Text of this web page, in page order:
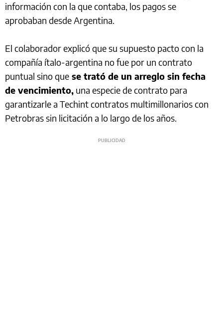
información con la que contaba, los pagos se
aprobaban desde Argentina.
El colaborador explicó que su supuesto pacto con la
compañía ítalo-argentina no fue por un contrato
puntual sino que se trató de un arreglo sin fecha
de vencimiento, una especie de contrato para
garantizarle a Techint contratos multimillonarios con
Petrobras sin licitación a lo largo de los años.